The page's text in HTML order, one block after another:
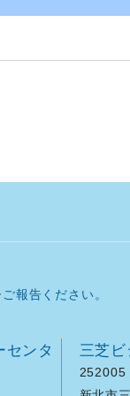
報告ください。
ンタ
三芝
252005